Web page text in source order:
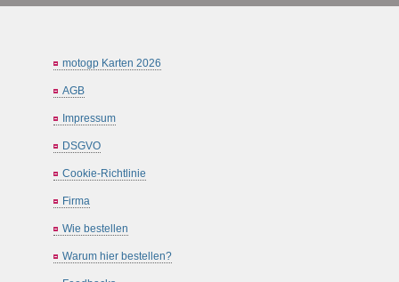
motogp Karten 2026
AGB
Impressum
DSGVO
Cookie-Richtlinie
Firma
Wie bestellen
Warum hier bestellen?